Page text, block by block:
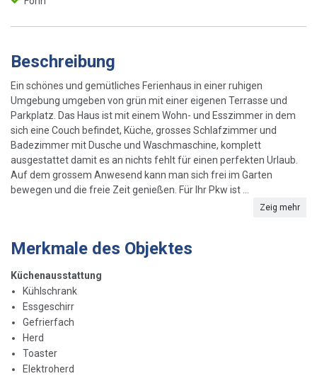
Beschreibung
Ein schönes und gemütliches Ferienhaus in einer ruhigen
Umgebung umgeben von grün mit einer eigenen Terrasse und
Parkplatz. Das Haus ist mit einem Wohn- und Esszimmer in dem
sich eine Couch befindet, Küche, grosses Schlafzimmer und
Badezimmer mit Dusche und Waschmaschine, komplett
ausgestattet damit es an nichts fehlt für einen perfekten Urlaub.
Auf dem grossem Anwesend kann man sich frei im Garten
bewegen und die freie Zeit genießen. Für Ihr Pkw ist ...
Zeig mehr
Merkmale des Objektes
Küchenausstattung
Kühlschrank
Essgeschirr
Gefrierfach
Herd
Toaster
Elektroherd